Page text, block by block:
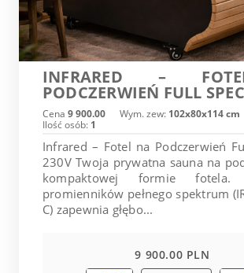
INFRARED –
PODCZERWIEŃ FULL
Cena 9 900.00 Wym. zew: 102x80x114 cm
Ilość osób: 1
Infrared – Fotel na Podczerwień
230V Twoja prywatna sauna na
kompaktowej formie
promienników pełnego spektrum
C) zapewnia głębo...
9 900.00 PLN